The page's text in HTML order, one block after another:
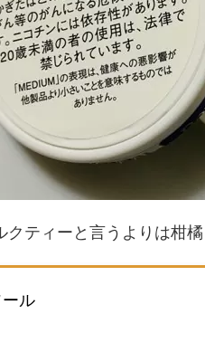
ティーと言うよりは柑橘
ル